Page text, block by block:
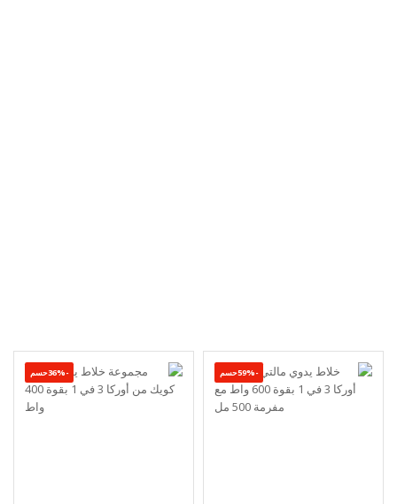
-59%حسم -36%حسم